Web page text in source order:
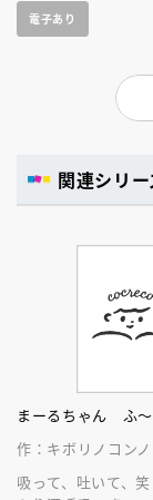
電子あり
関連シリ
まーるちゃん ふ～
作：キボリノコンノ
吸って、吐いて、